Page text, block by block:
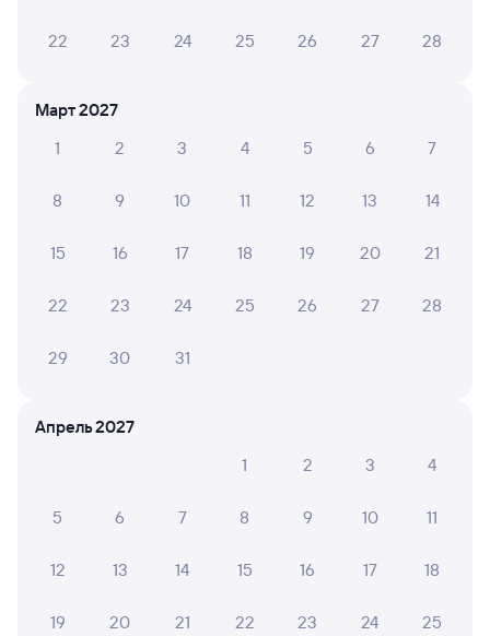
Мы используем cookies для более удобной работы
22 23 24 25 26 27 28
Март 2027
1
2 3 4 5 6 7
8 9 10 11 12 13 14
15 16 17 18 19 20 21
22 23 24 25 26 27 28
29 30 31
Апрель 2027
1
2 3 4
5 6 7 8 9 10 11
12 13 14 15 16 17 18
19 20 21 22 23 24 25